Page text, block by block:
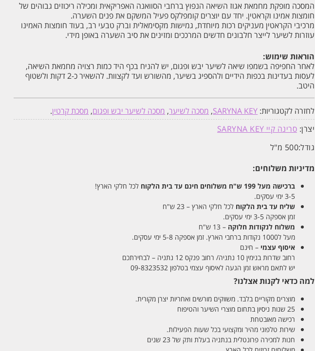
המסכה מופקת מחמאת אגוז השיאה הנפוץ ברחבי הסוואנה האפריקאית ומכילה ריכוזים גבוהים של
חומצות אמינו וקראטין. יחד עם יוצרים קומפלקס פעיל המשקם את פנים השערה.
מרכיבי הקראטין מעניקים רכות מיוחדת, גמישות מקסימאלית וברק טבעי רב, בעוד חומצות האמינו
עוזרות לשיער לייצר חלבונים חדשים המרככים ומזינים את סיב השערה באופן מידי.
הוראות שימוש:
לאחר החפיפה בשמפו שיאה לשיער יבש ופגום, יש להניח בכף היד כמות רצויה מחמאת השיאה,
לעסות בעדינות בכפות הידיים ולהספיג בשיער, מהשורש ועד לקצוות. להשאיר כ-2 דקות ולשטוף
היטב.
לחזרה לקטגוריות: SARYNA KEY
, מסכה לשיער, מסכה לשיער יבש ופגום, מסכת קרטין.
יצרן: סרינה קיי SARYNA KEY
גודל:500 מ"ל
מדיניות משלוחים:
ברכישה מעל 199 ש"ח משלוחים חינם עד בית הלקוח לכל חלקי הארץ!
3-5 ימי עסקים.
שליח עד בית הלקוח לכל חלקי הארץ – 23 ש"ח
זמן אספקה 3-5 ימי עסקים.
משלוח לנקודות חלוקה – 13 ש"ח
מעל ל1000 נקודות ברחבי הארץ. זמן אספקה 5-8 ימי עסקים.
איסוף עצמי – חינם
רחוב שדרות בנימין 10 נתניה/ רחוב פנקס 12 נתניה – לבחירתכם
יש לתאם מראש זמן הגעה לאיסוף עצמי בטלפון 09-8323532
למה כדאי לקנות אצלנו?
מוצרים מקוריים בלבד. משווקים מורשים ואחריות יצרן מקורית.
25 שנות ניסיון בתחום מוצרי השיער והטיפוח
רכישה מאובטחת
שירות טלפוני מהיר ומקצועי בכל שעות הפעילות.
חנות למכירה פרונטלית בנתניה בעלת ותק של 23 שנים